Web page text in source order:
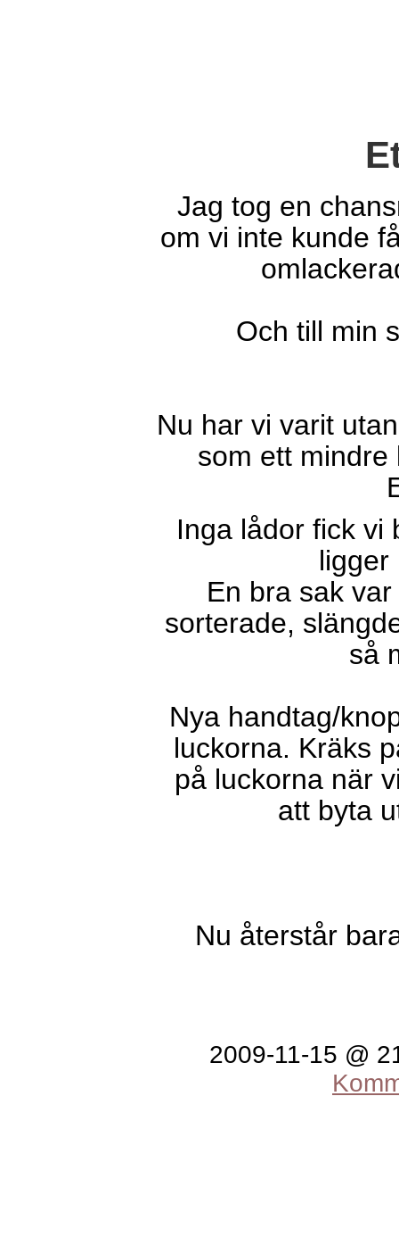
Jag tog en
om vi inte kunde
Och till min
Nu har vi varit
som ett mindre
Inga lådor fick vi
ligger
En bra sak
sorterade,
så
Nya handtag/
luckorna. Kräks
på luckorna när
att byta
Nu återstår
2009-11-15 @